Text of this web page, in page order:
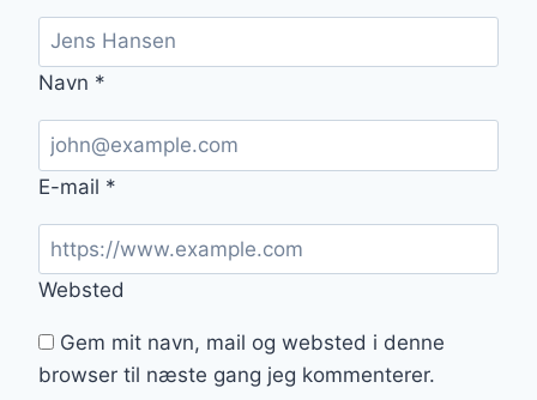
Navn *
E-mail *
Websted
Gem mit navn, mail og websted i denne
browser til næste gang jeg kommenterer.